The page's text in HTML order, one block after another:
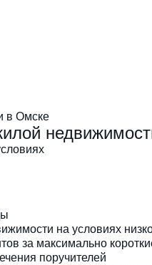
в Омске
на условиях
за максимально
поручителей